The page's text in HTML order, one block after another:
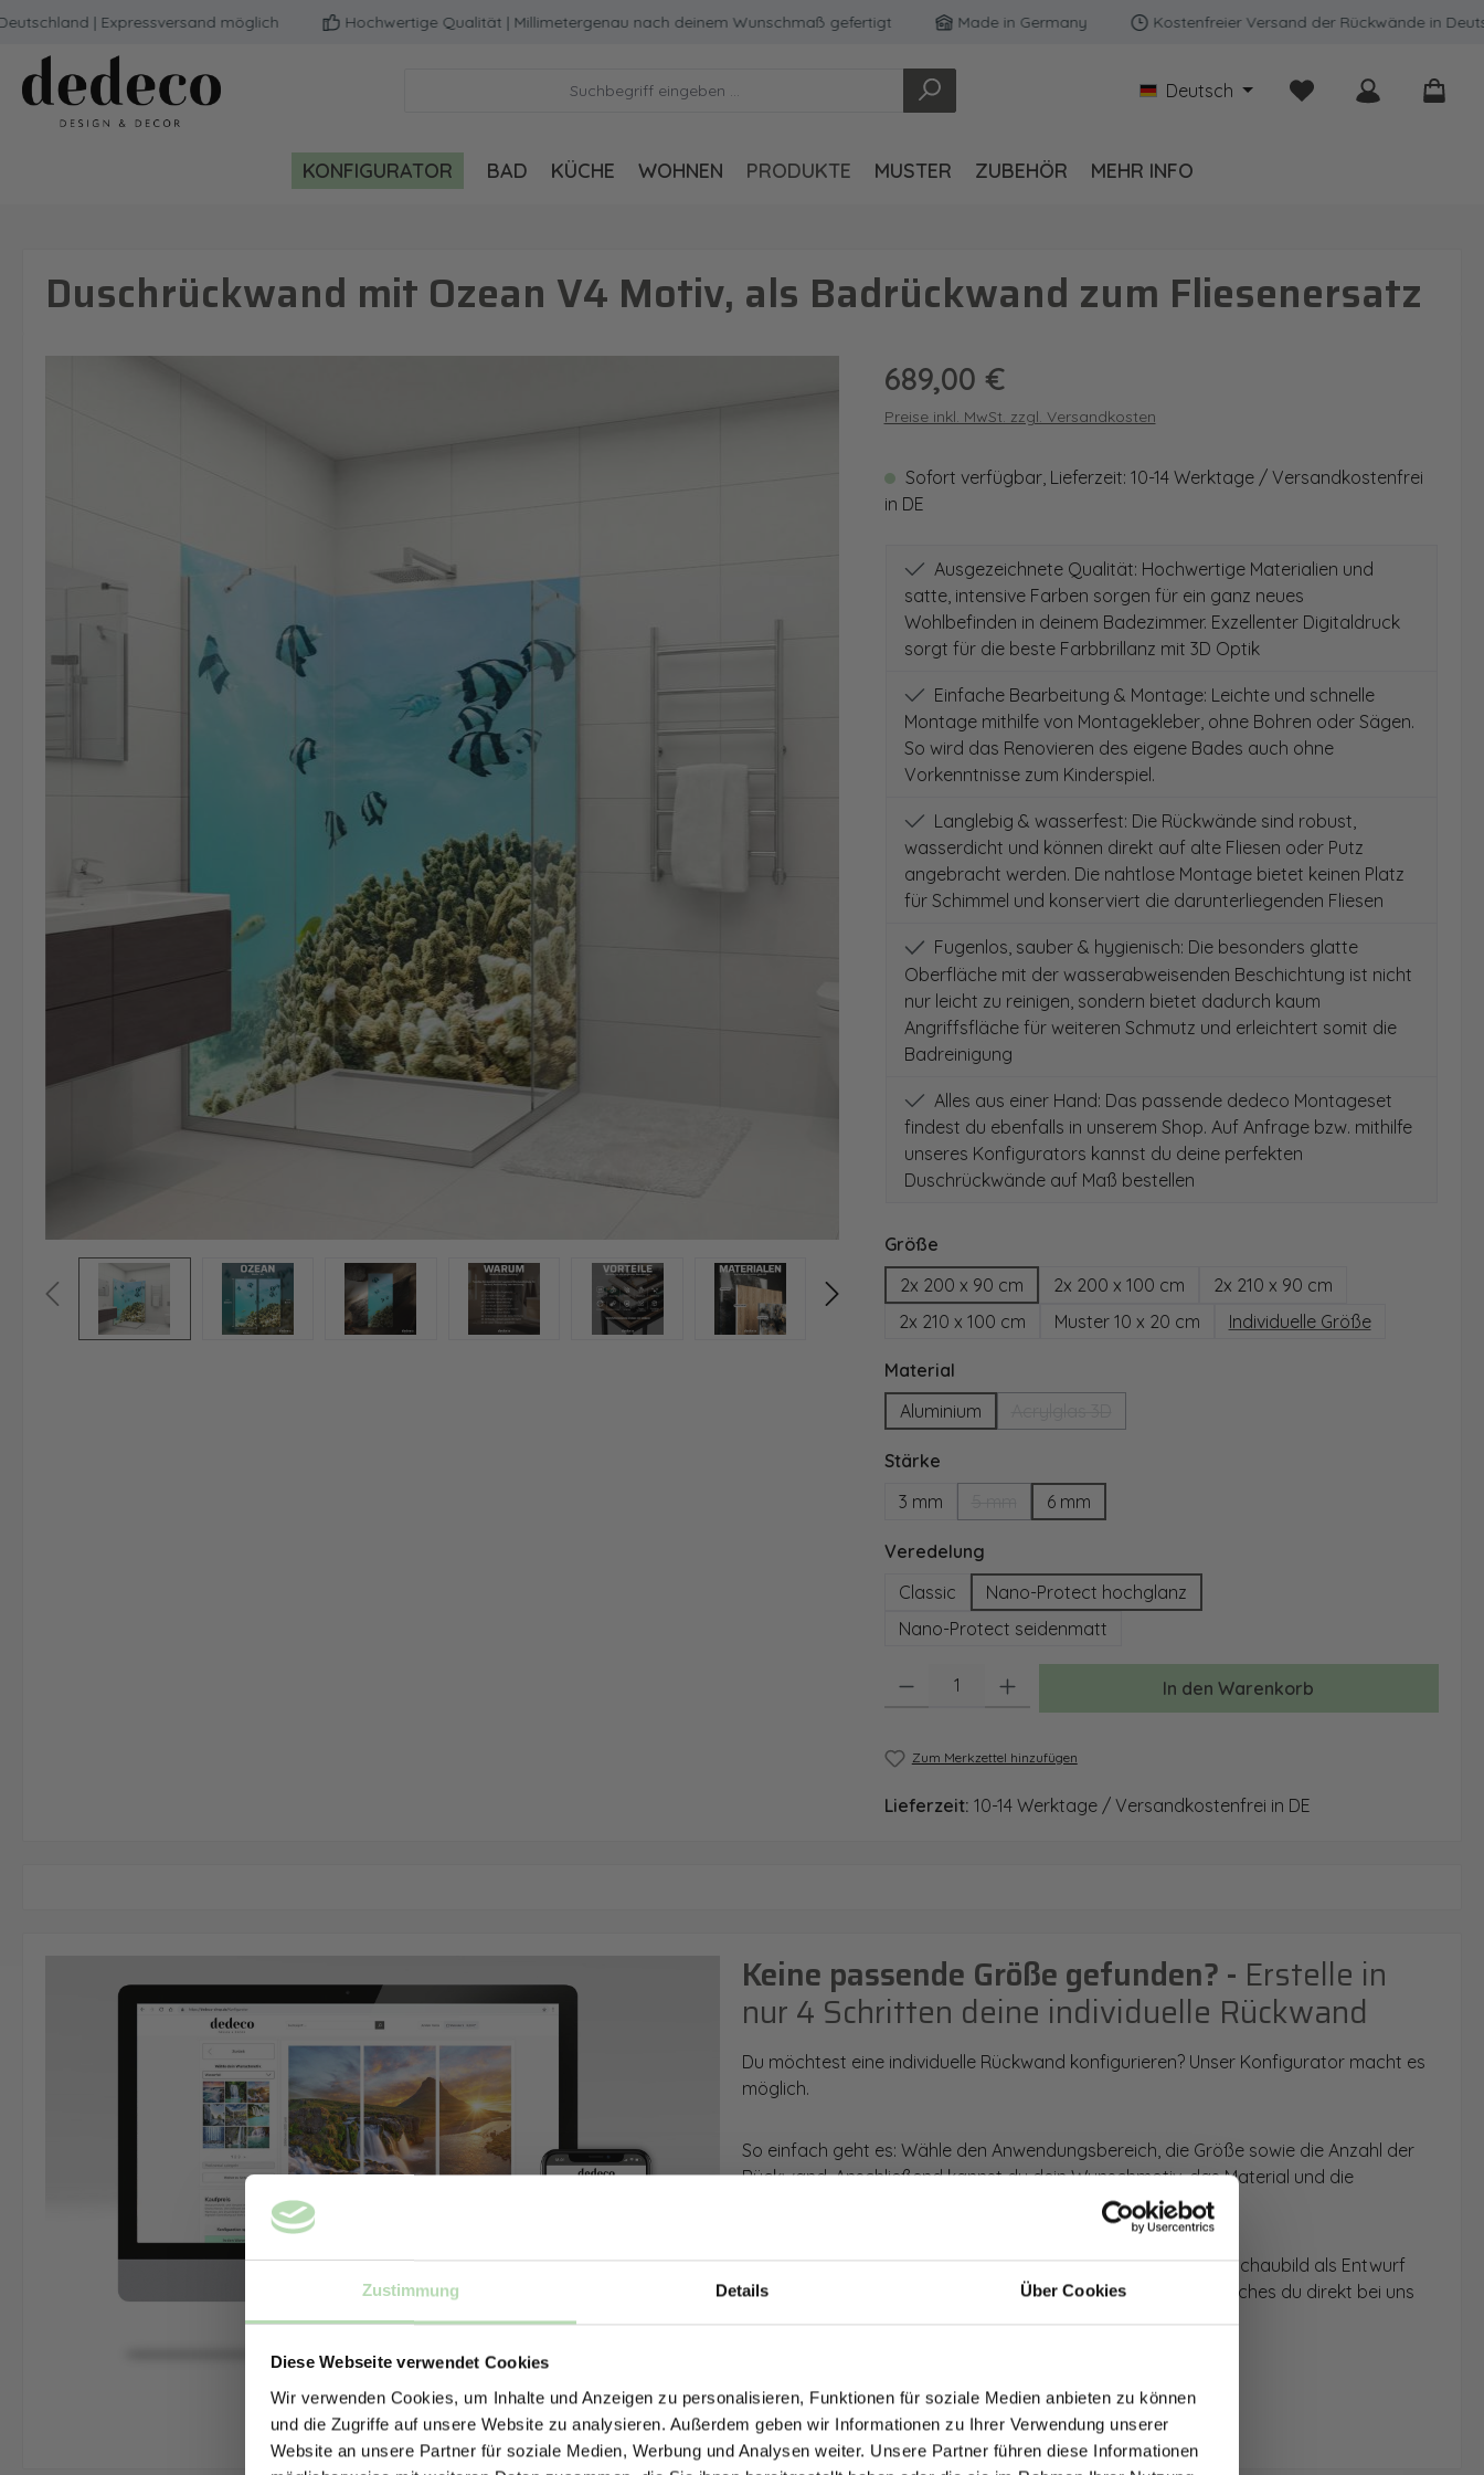
Zustimmung Details Über Cookies
Diese Webseite verwendet Cookies
Wir verwenden Cookies, um Inhalte und Anzeigen zu personalisieren, Funktionen für soziale Medien anbieten zu können
und die Zugriffe auf unsere Website zu analysieren. Außerdem geben wir Informationen zu Ihrer Verwendung unserer
Website an unsere Partner für soziale Medien, Werbung und Analysen weiter. Unsere Partner führen diese Informationen
Hauptinhalt springen
Zur Suche springen
Zur Hauptnavigation springen
| Expressversand möglich Hochwertige Qualität | Millimetergenau nach deinem Wunschmaß gefertigt Made in Germany Kostenfreier Versand der Rückwände in
Deutsch Du hast 0 Produkte
KONFIGURATOR BAD KÜCHE WOHNEN PRODUKTE MUSTER ZUBEHÖR MEHR INFO
Duschrückwand mit Ozean V4 Motiv, als Badrückwand zum Fliesenersatz
Regulärer Preis:
689,00 €
Preise inkl. MwSt. zzgl. Versandkosten
Sofort verfügbar, Lieferzeit: 10-14 Werktage / Versandkostenfrei
in DE
Ausgezeichnete Qualität: Hochwertige Materialien und
satte, intensive Farben sorgen für ein ganz neues
Wohlbefinden in deinem Badezimmer. Exzellenter Digitaldruck
sorgt für die beste Farbbrillanz mit 3D Optik
Einfache Bearbeitung & Montage: Leichte und schnelle
Montage mithilfe von Montagekleber, ohne Bohren oder Sägen.
So wird das Renovieren des eigene Bades auch ohne
Vorkenntnisse zum Kinderspiel.
Langlebig & wasserfest: Die Rückwände sind robust,
wasserdicht und können direkt auf alte Fliesen oder Putz
angebracht werden. Die nahtlose Montage bietet keinen Platz
für Schimmel und konserviert die darunterliegenden Fliesen
Fugenlos, sauber & hygienisch: Die besonders glatte
Oberfläche mit der wasserabweisenden Beschichtung ist nicht
nur leicht zu reinigen, sondern bietet dadurch kaum
Angriffsfläche für weiteren Schmutz und erleichtert somit die
Badreinigung
Alles aus einer Hand: Das passende dedeco Montageset
findest du ebenfalls in unserem Shop. Auf Anfrage bzw. mithilfe
unseres Konfigurators kannst du deine perfekten
Duschrückwände auf Maß bestellen
Größeauswählen
2x 200 x 90 cm
2x 200 x 100 cm
2x 210 x 90 cm
2x 210 x 100 cm
Muster 10 x 20 cm Individuelle Größe
Materialauswählen
Aluminium
Stärkeauswählen
3 mm
(Diese Option ist zurzeit nicht verfügbar.)
6 mm
Veredelungauswählen
Classic
Nano-Protect hochglanz
Nano-Protect seidenmatt
Produkt Anzahl: Gib den gewünschten Wert ein oder benutze die Schaltflächen
In den Warenkorb
Zum Merkzettel hinzufügen
Lieferzeit: 10-14 Werktage / Versandkostenfrei in DE
Keine passende Größe gefunden? - Erstelle in
nur 4 Schritten deine individuelle Rückwand
Du möchtest eine individuelle Rückwand konfigurieren? Unser Konfigurator macht es
möglich.
So einfach geht es: Wähle den Anwendungsbereich, die Größe sowie die Anzahl der
Rückwand. Anschließend kannst du dein Wunschmotiv, das Material und die
Mithilfe unseres Konfigurators werden dir die Rückwände im Schaubild als Entwurf
dargestellt. Parallel erhältst du dein individuelles Angebot, welches du direkt bei uns
bestellen kannst.
Zum Konfigurator
Jetzt zum Newsletter anmelden.